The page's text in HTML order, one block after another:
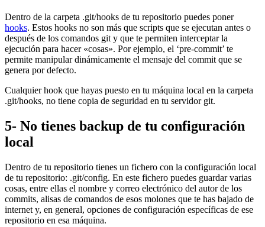
Dentro de la carpeta .git/hooks de tu repositorio puedes poner
hooks. Estos hooks no son más que scripts que se ejecutan antes o
después de los comandos git y que te permiten interceptar la
ejecución para hacer «cosas». Por ejemplo, el ‘pre-commit’ te
permite manipular dinámicamente el mensaje del commit que se
genera por defecto.
Cualquier hook que hayas puesto en tu máquina local en la carpeta
.git/hooks, no tiene copia de seguridad en tu servidor git.
5- No tienes backup de tu configuración
local
Dentro de tu repositorio tienes un fichero con la configuración local
de tu repositorio: .git/config. En este fichero puedes guardar varias
cosas, entre ellas el nombre y correo electrónico del autor de los
commits, alisas de comandos de esos molones que te has bajado de
internet y, en general, opciones de configuración específicas de ese
repositorio en esa máquina.